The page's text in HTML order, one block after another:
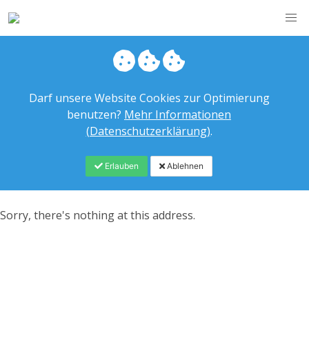
Darf unsere Website Cookies zur Optimierung
benutzen? Mehr Informationen
(Datenschutzerklärung).
Erlauben Ablehnen
Sorry, there's nothing at this address.